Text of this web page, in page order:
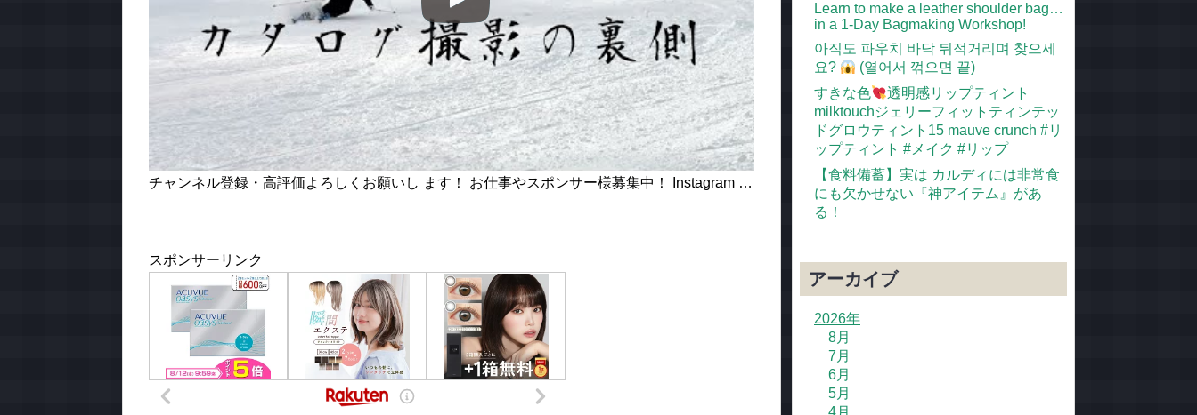
チャンネル登録・高評価よろしくお願いし ます！ お仕事やスポンサー様募集中！ Instagram …
スポンサーリンク
Learn to make a leather shoulder bag…
in a 1-Day Bagmaking Workshop!
아직도 파우치 바닥 뒤적거리며 찾으세
요?
(열어서 꺾으면 끝)
すきな色
透明感リップティント
milktouchジェリーフィットティンテッ
ドグロウティント15 mauve crunch #リ
ップティント #メイク #リップ
【食料備蓄】実は カルディには非常食
にも欠かせない『神アイテム』があ
る！
アーカイブ
2026年
8月
7月
6月
5月
4月